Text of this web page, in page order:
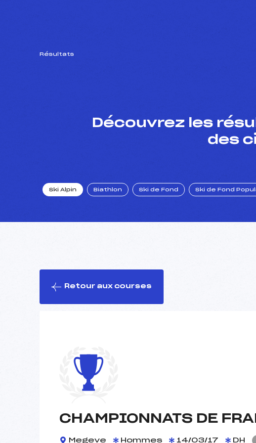
Résultats
Découvrez les
des
Ski Alpin Biathlon Ski de Fond Ski de Fond
Retour aux courses
CHAMPIONNATS DE
Megeve Hommes 14/03/17 DH